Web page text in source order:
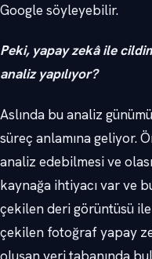
Google söyleyebilir.
Peki, yapay zekâ ile
analiz yapılıyor?
Aslında bu analiz
süreç anlamına geliyor.
analiz edebilmesi ve
kaynağa ihtiyacı var ve
çekilen deri görüntüsü
çekilen fotoğraf yapay